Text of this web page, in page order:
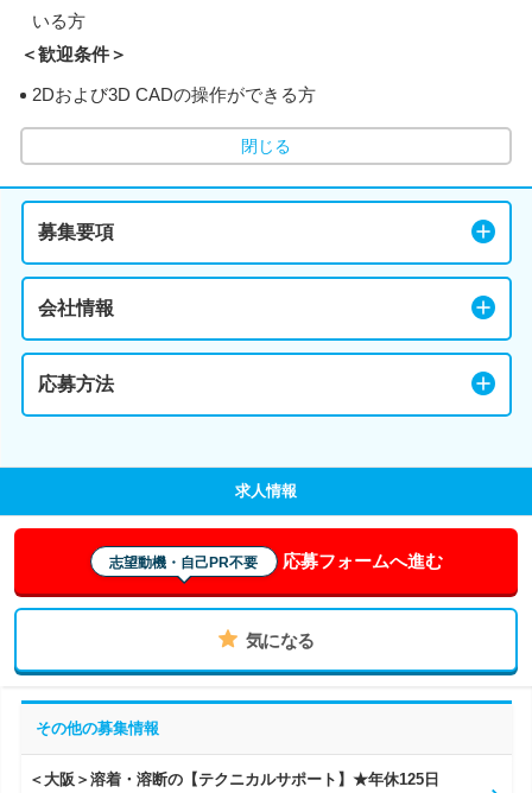
いる方
＜歓迎条件＞
2Dおよび3D CADの操作ができる方
閉じる
募集要項
会社情報
応募方法
求人情報
志望動機・自己PR不要 応募フォームへ進む
気になる
その他の募集情報
＜大阪＞溶着・溶断の【テクニカルサポート】★年休125日